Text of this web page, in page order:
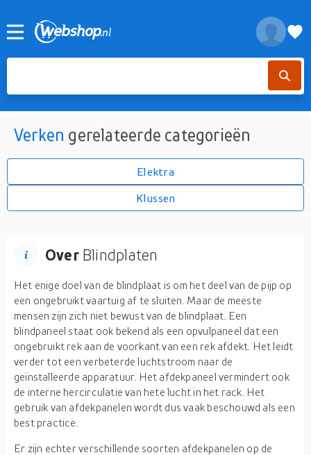
Verken gerelateerde categorieën
Elektra
Klussen
OverBlindplaten
Het enige doel van de blindplaat is om het deel van de pijp op
een ongebruikt vaartuig af te sluiten. Maar de meeste
mensen zijn zich niet bewust van de blindplaat. Een
blindpaneel staat ook bekend als een opvulpaneel dat een
ongebruikt rek aan de voorkant van een rek afdekt. Het leidt
verder tot een verbeterde luchtstroom naar de
geïnstalleerde apparatuur. Het afdekpaneel vermindert ook
de interne hercirculatie van hete lucht in het rack. Het
gebruik van afdekpanelen wordt dus vaak beschouwd als een
best practice.
Er zijn echter verschillende soorten afdekpanelen op de